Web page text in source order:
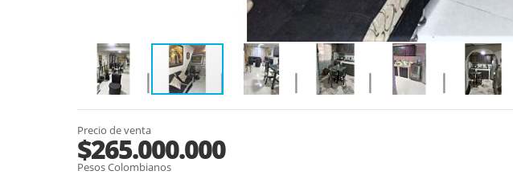
Precio de venta
$265.000.000
Pesos Colombianos